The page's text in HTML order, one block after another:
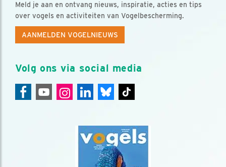
Meld je aan en ontvang nieuws, inspiratie, acties en tips
over vogels en activiteiten van Vogelbescherming.
AANMELDEN VOGELNIEUWS
Volg ons via social media